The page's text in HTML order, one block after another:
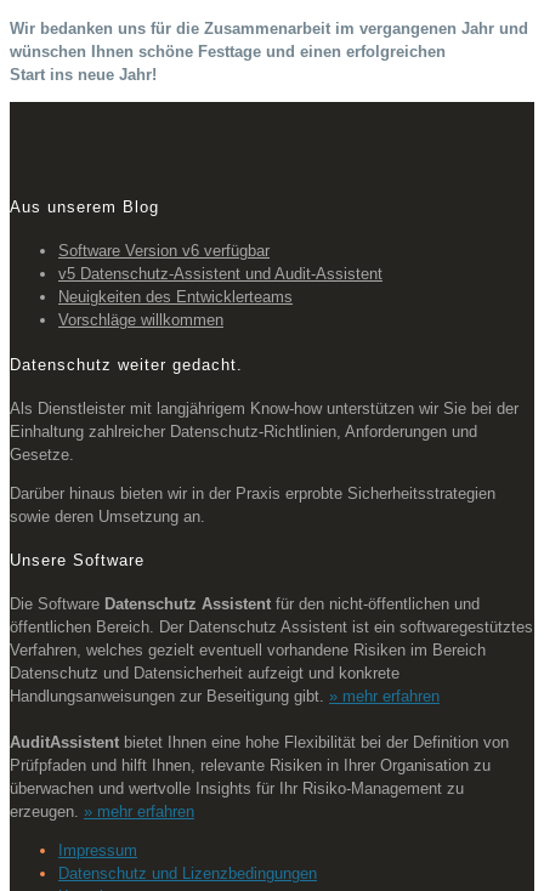
Wir bedanken uns für die Zusammenarbeit im vergangenen Jahr und
wünschen Ihnen schöne Festtage und einen erfolgreichen
Start ins neue Jahr!
Aus unserem Blog
Software Version v6 verfügbar
v5 Datenschutz-Assistent und Audit-Assistent
Neuigkeiten des Entwicklerteams
Vorschläge willkommen
Datenschutz weiter gedacht.
Als Dienstleister mit langjährigem Know-how unterstützen wir Sie bei der
Einhaltung zahlreicher Datenschutz-Richtlinien, Anforderungen und
Gesetze.
Darüber hinaus bieten wir in der Praxis erprobte Sicherheitsstrategien
sowie deren Umsetzung an.
Unsere Software
Die Software Datenschutz Assistent für den nicht-öffentlichen und
öffentlichen Bereich. Der Datenschutz Assistent ist ein softwaregestütztes
Verfahren, welches gezielt eventuell vorhandene Risiken im Bereich
Datenschutz und Datensicherheit aufzeigt und konkrete
Handlungsanweisungen zur Beseitigung gibt. » mehr erfahren
AuditAssistent bietet Ihnen eine hohe Flexibilität bei der Definition von
Prüfpfaden und hilft Ihnen, relevante Risiken in Ihrer Organisation zu
überwachen und wertvolle Insights für Ihr Risiko-Management zu
erzeugen. » mehr erfahren
Impressum
Datenschutz und Lizenzbedingungen